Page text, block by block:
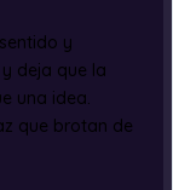
y
deja que la
una idea.
que brotan de